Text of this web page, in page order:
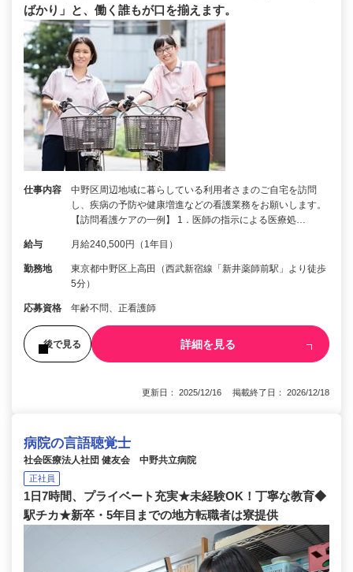
ばかり」と、働く誰もが口を揃えます。
仕事内容
中野区周辺地域に暮らしている利用者さまのご自宅を訪問
し、疾病の予防や健康増進などの看護業務をお願いします。
【訪問看護ケアの一例】 1．医師の指示による医療処…
給与 月給240,500円（1年目）
勤務地
東京都中野区上高田（西武新宿線「新井薬師前駅」より徒歩
5分）
応募資格 年齢不問、正看護師
後で見る 詳細を見る
更新日： 2025/12/16 掲載終了日： 2026/12/18
病院の言語聴覚士
社会医療法人社団 健友会 中野共立病院
正社員
1日7時間、プライベート充実★未経験OK！丁寧な教育◆
駅チカ★新卒・5年目までの地方転職者は寮提供